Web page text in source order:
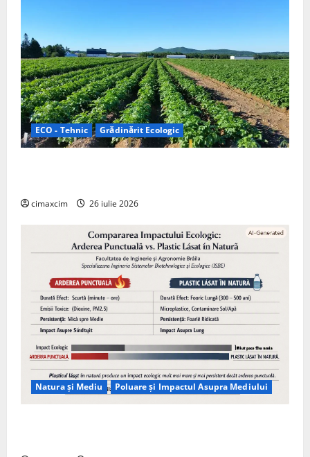
ECO - Tehnic Grădinărit Ecologic
cimaxcim 26 iulie 2026
Natura și Mediu Poluare și Impactul Asupra Mediului